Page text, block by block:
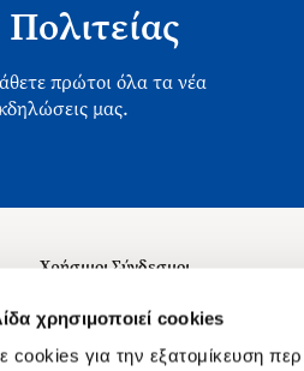
χρησιμοποιεί cookies
cookies για την εξατομίκευση
πρώτοι όλα τα νέα
μας.
Χρήσιμοι Σύνδεσμοι
Σχετικά με εμάς
Θέσεις Εργασίας